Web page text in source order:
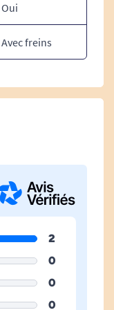
de
de
au niveau
et
Oui
Avec freins
2
0
0
0